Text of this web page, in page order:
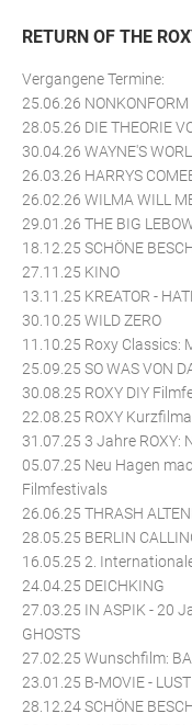
RETURN OF THE
Vergangene Termine:
25.06.26 NONKONFORM
28.05.26 DIE THEORIE
30.04.26 WAYNE'S
26.03.26 HARRYS
26.02.26 WILMA WILL
29.01.26 THE BIG
18.12.25 SCHÖNE
27.11.25 KINO
13.11.25 KREATOR -
30.10.25 WILD ZERO
11.10.25 Roxy Classics:
25.09.25 SO WAS VON
30.08.25 ROXY DIY
22.08.25 ROXY
31.07.25 3 Jahre ROXY:
05.07.25 Neu Hagen
Filmfestivals
26.06.25 THRASH
28.05.25 BERLIN
16.05.25 2.
24.04.25 DEICHKING
27.03.25 IN ASPIK - 20
GHOSTS
27.02.25 Wunschfilm:
23.01.25 B-MOVIE -
28.12.24 SCHÖNE